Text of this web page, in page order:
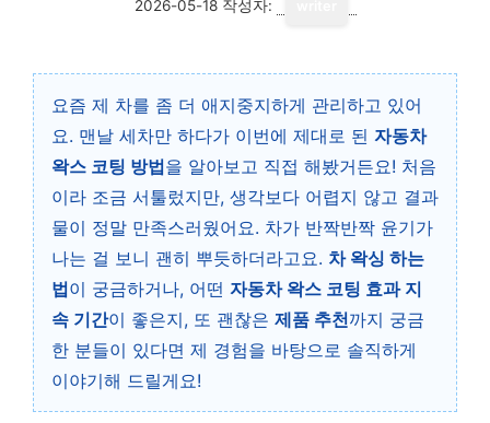
2026-05-18 작성자:
요즘 제 차를 좀 더 애지중지하게 관리하고 있어
요. 맨날 세차만 하다가 이번에 제대로 된 자동차
왁스 코팅 방법을 알아보고 직접 해봤거든요! 처음
이라 조금 서툴렀지만, 생각보다 어렵지 않고 결과
물이 정말 만족스러웠어요. 차가 반짝반짝 윤기가
나는 걸 보니 괜히 뿌듯하더라고요. 차 왁싱 하는
법이 궁금하거나, 어떤 자동차 왁스 코팅 효과 지
속 기간이 좋은지, 또 괜찮은 제품 추천까지 궁금
한 분들이 있다면 제 경험을 바탕으로 솔직하게
이야기해 드릴게요!